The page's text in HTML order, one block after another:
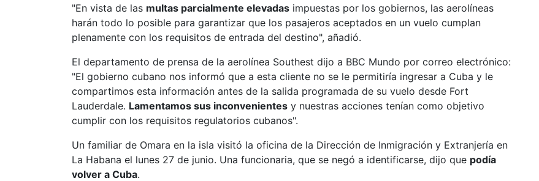
"En vista de las multas parcialmente elevadas impuestas por los gobiernos, las aerolíneas
harán todo lo posible para garantizar que los pasajeros aceptados en un vuelo cumplan
plenamente con los requisitos de entrada del destino", añadió.
El departamento de prensa de la aerolínea Southest dijo a BBC Mundo por correo electrónico:
"El gobierno cubano nos informó que a esta cliente no se le permitiría ingresar a Cuba y le
compartimos esta información antes de la salida programada de su vuelo desde Fort
Lauderdale. Lamentamos sus inconvenientes y nuestras acciones tenían como objetivo
cumplir con los requisitos regulatorios cubanos".
Un familiar de Omara en la isla visitó la oficina de la Dirección de Inmigración y Extranjería en
La Habana el lunes 27 de junio. Una funcionaria, que se negó a identificarse, dijo que podía
volver a Cuba.